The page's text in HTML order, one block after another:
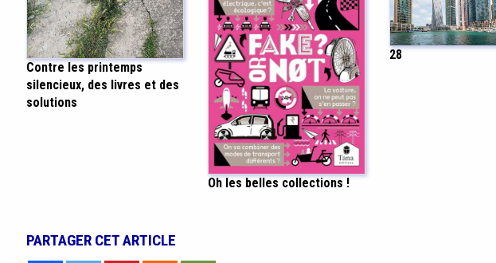
Contre les printemps
silencieux, des livres et des
solutions
Oh les belles collections !
28
PARTAGER CET ARTICLE